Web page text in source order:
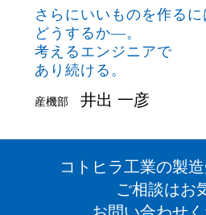
さらにいいものを作るに
どうするか―。
考えるエンジニアで
あり続ける。
産機部 井出 一彦
コトヒラ工業の製
ご相談はお